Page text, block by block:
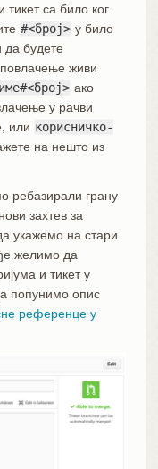
тикет са било ког
#<број> у било
да будете
повлачење живи
ако
у рачви
или корисничко-
на нешто из
ребазирали грану
захтев за
укажемо на стари
желимо да
и тикет у
попунимо опис
референце у